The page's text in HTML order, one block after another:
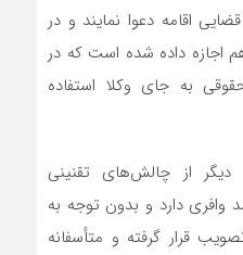
اقامه دعوا نمایند و در
داده شده است که در
به جای وکلا استفاده
از چالش‌های تقنینی
وافری دارد و بدون توجه به
قرار گرفته و متأسفانه